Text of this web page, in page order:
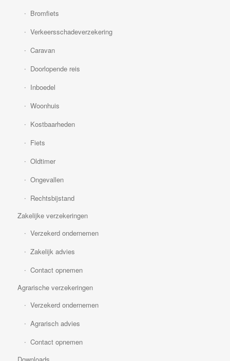
Bromfiets
Verkeersschadeverzekering
Caravan
Doorlopende reis
Inboedel
Woonhuis
Kostbaarheden
Fiets
Oldtimer
Ongevallen
Rechtsbijstand
Zakelijke verzekeringen
Verzekerd ondernemen
Zakelijk advies
Contact opnemen
Agrarische verzekeringen
Verzekerd ondernemen
Agrarisch advies
Contact opnemen